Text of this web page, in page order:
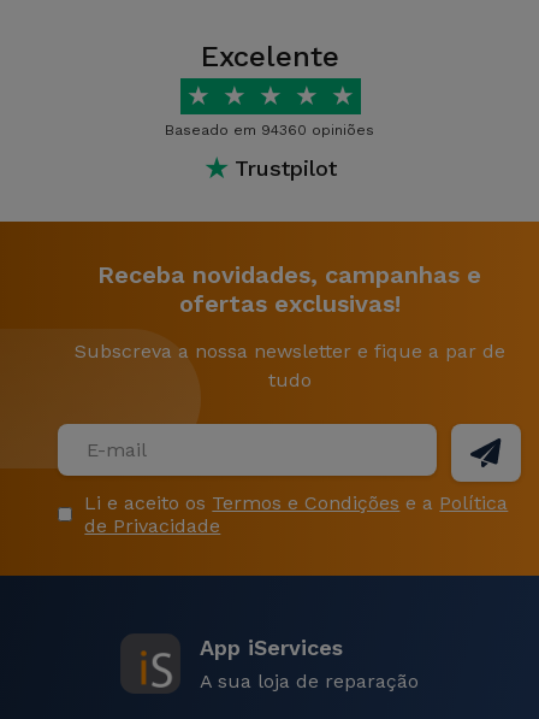
Excelente
★ ★ ★ ★ ★
Baseado em 94360 opiniões
★ Trustpilot
Receba novidades, campanhas e
ofertas exclusivas!
Subscreva a nossa newsletter e fique a par de
tudo
Li e aceito os Termos e Condições e a Política
de Privacidade
App iServices
A sua loja de reparação